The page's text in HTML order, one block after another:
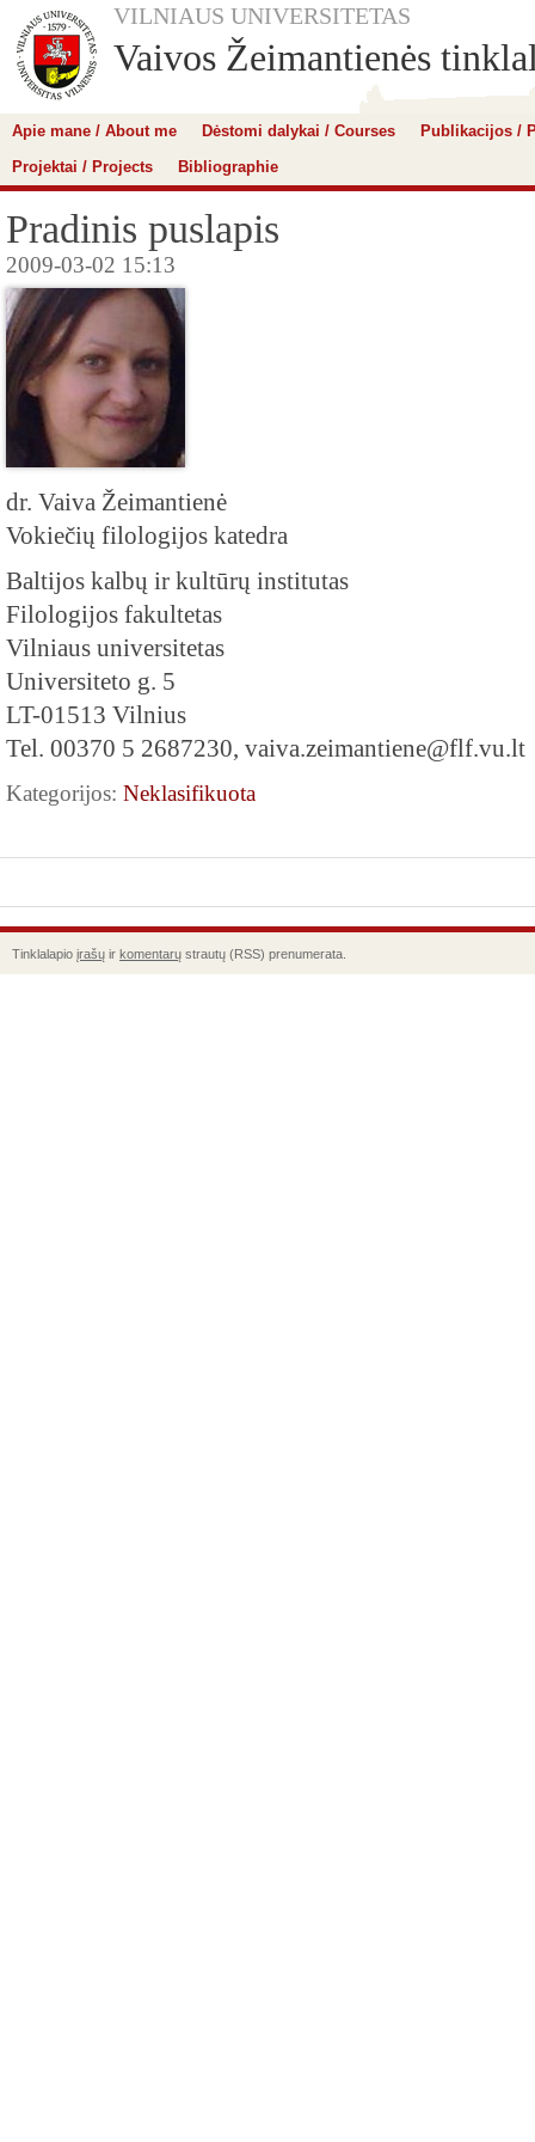
VILNIAUS UNIVERSITETAS
Vaivos Žeimantienės
Apie mane / About me Dėstomi dalykai / Courses
Publikacijos /
Projektai / Projects
Bibliographie
Pradinis puslapis
2009-03-02 15:13
dr. Vaiva Žeimantienė
Vokiečių filologijos katedra
Baltijos kalbų ir kultūrų institutas
Filologijos fakultetas
Vilniaus universitetas
Universiteto g. 5
LT-01513 Vilnius
Tel. 00370 5 2687230, vaiva.zeimantiene@flf.vu.lt
Kategorijos: Neklasifikuota
Tinklalapio įrašų ir komentarų strautų (RSS) prenumerata.